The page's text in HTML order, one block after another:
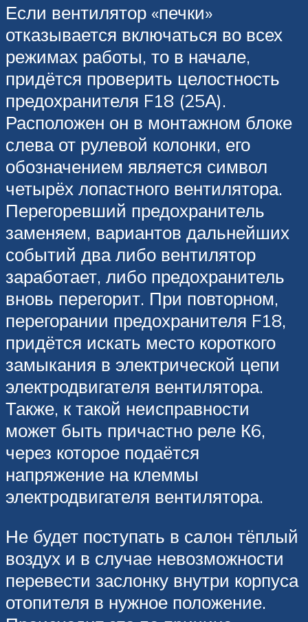
Если вентилятор «печки»
отказывается включаться во всех
режимах работы, то в начале,
придётся проверить целостность
предохранителя F18 (25А).
Расположен он в монтажном блоке
слева от рулевой колонки, его
обозначением является символ
четырёх лопастного вентилятора.
Перегоревший предохранитель
заменяем, вариантов дальнейших
событий два либо вентилятор
заработает, либо предохранитель
вновь перегорит. При повторном,
перегорании предохранителя F18,
придётся искать место короткого
замыкания в электрической цепи
электродвигателя вентилятора.
Также, к такой неисправности
может быть причастно реле К6,
через которое подаётся
напряжение на клеммы
электродвигателя вентилятора.
Не будет поступать в салон тёплый
воздух и в случае невозможности
перевести заслонку внутри корпуса
отопителя в нужное положение.